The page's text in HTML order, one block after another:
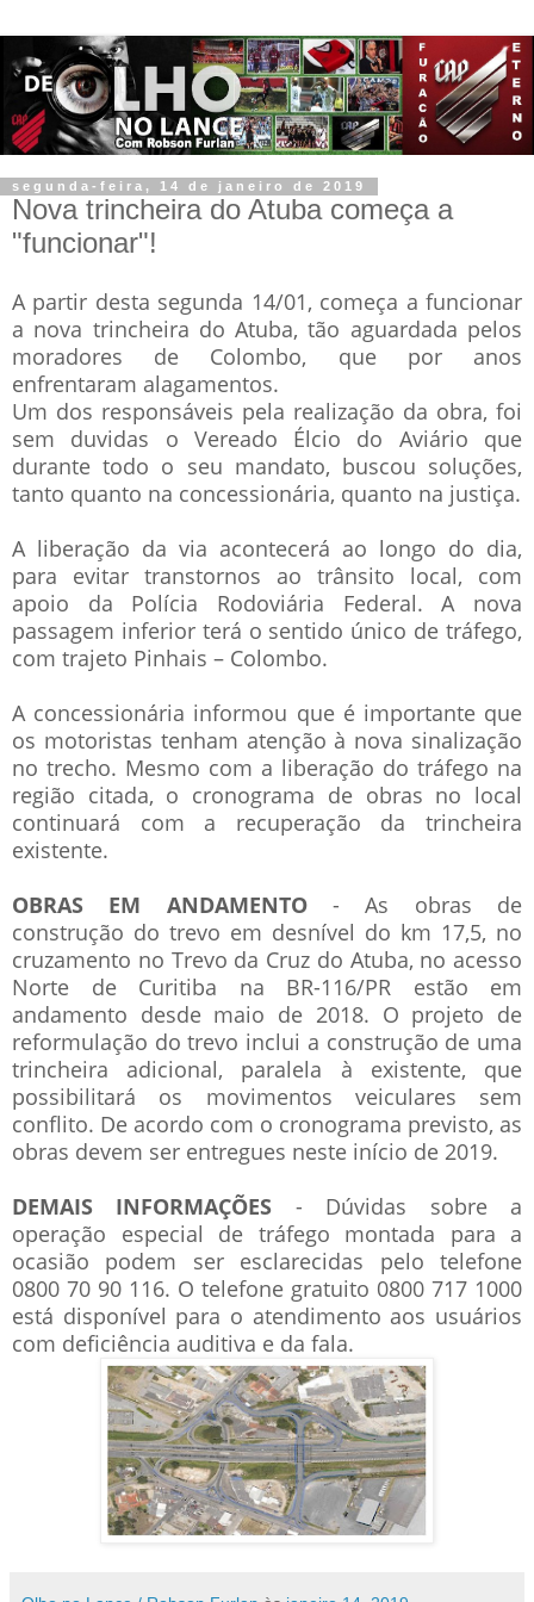
segunda-feira, 14 de janeiro de 2019
Nova trincheira do Atuba começa a
"funcionar"!
A partir desta segunda 14/01, começa a funcionar
a nova trincheira do Atuba, tão aguardada pelos
moradores de Colombo, que por anos
enfrentaram alagamentos.
Um dos responsáveis pela realização da obra, foi
sem duvidas o Vereado Élcio do Aviário que
durante todo o seu mandato, buscou soluções,
tanto quanto na concessionária, quanto na justiça.
A liberação da via acontecerá ao longo do dia,
para evitar transtornos ao trânsito local, com
apoio da Polícia Rodoviária Federal. A nova
passagem inferior terá o sentido único de tráfego,
com trajeto Pinhais – Colombo.
A concessionária informou que é importante que
os motoristas tenham atenção à nova sinalização
no trecho. Mesmo com a liberação do tráfego na
região citada, o cronograma de obras no local
continuará com a recuperação da trincheira
existente.
OBRAS EM ANDAMENTO- As obras de
construção do trevo em desnível do km 17,5, no
cruzamento no Trevo da Cruz do Atuba, no acesso
Norte de Curitiba na BR-116/PR estão em
andamento desde maio de 2018. O projeto de
reformulação do trevo inclui a construção de uma
trincheira adicional, paralela à existente, que
possibilitará os movimentos veiculares sem
conflito. De acordo com o cronograma previsto, as
obras devem ser entregues neste início de 2019.
DEMAIS INFORMAÇÕES - Dúvidas sobre a
operação especial de tráfego montada para a
ocasião podem ser esclarecidas pelo telefone
0800 70 90 116. O telefone gratuito 0800 717 1000
está disponível para o atendimento aos usuários
com deficiência auditiva e da fala.